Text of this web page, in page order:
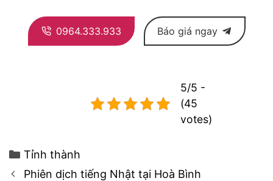
0964.333.933 Báo giá ngay
5/5 -
(45
votes)
Categories
Tỉnh thành
PostPhiên dịch tiếng Nhật tại Hoà Bình